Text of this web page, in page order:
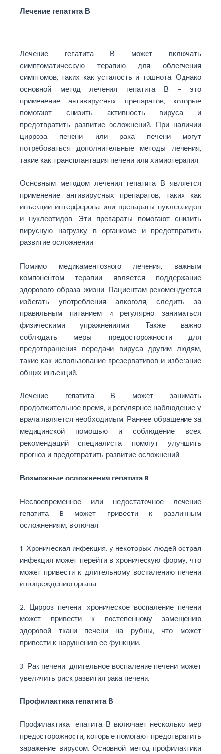
Лечение гепатита В
Лечение гепатита В может включать
симптоматическую терапию для облегчения
симптомов, таких как усталость и тошнота. Однако
основной метод лечения гепатита В – это
применение антивирусных препаратов, которые
помогают снизить активность вируса и
предотвратить развитие осложнений. При наличии
цирроза печени или рака печени могут
потребоваться дополнительные методы лечения,
такие как трансплантация печени или химиотерапия.
Основным методом лечения гепатита В является
применение антивирусных препаратов, таких как
инъекции интерферона или препараты нуклеозидов
и нуклеотидов. Эти препараты помогают снизить
вирусную нагрузку в организме и предотвратить
развитие осложнений.
Помимо медикаментозного лечения, важным
компонентом терапии является поддержание
здорового образа жизни. Пациентам рекомендуется
избегать употребления алкоголя, следить за
правильным питанием и регулярно заниматься
физическими упражнениями. Также важно
соблюдать меры предосторожности для
предотвращения передачи вируса другим людям,
такие как использование презервативов и избегание
общих инъекций.
Лечение гепатита В может занимать
продолжительное время, и регулярное наблюдение у
врача является необходимым. Раннее обращение за
медицинской помощью и соблюдение всех
рекомендаций специалиста помогут улучшить
прогноз и предотвратить развитие осложнений.
Возможные осложнения гепатита B
Несвоевременное или недостаточное лечение
гепатита B может привести к различным
осложнениям, включая:
1. Хроническая инфекция: у некоторых людей острая
инфекция может перейти в хроническую форму, что
может привести к длительному воспалению печени
и повреждению органа.
2. Цирроз печени: хроническое воспаление печени
может привести к постепенному замещению
здоровой ткани печени на рубцы, что может
привести к нарушению ее функции.
3. Рак печени: длительное воспаление печени может
увеличить риск развития рака печени.
Профилактика гепатита В
Профилактика гепатита В включает несколько мер
предосторожности, которые помогают предотвратить
заражение вирусом. Основной метод профилактики